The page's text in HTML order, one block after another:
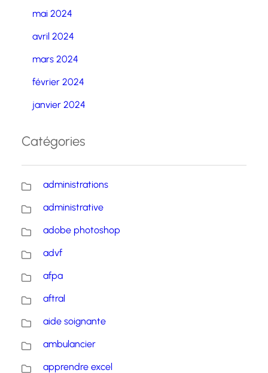
mai 2024
avril 2024
mars 2024
février 2024
janvier 2024
Catégories
administrations
administrative
adobe photoshop
advf
afpa
aftral
aide soignante
ambulancier
apprendre excel